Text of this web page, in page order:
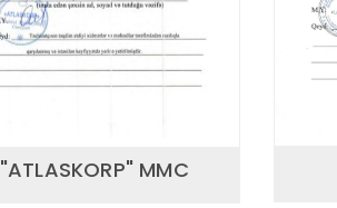
"ATLASKORP" MMC